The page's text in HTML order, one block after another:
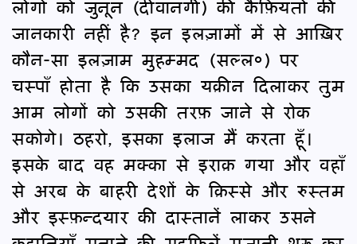
लोगों को जुनून (दीवानगी) की कैफ़ियतों की
जानकारी नहीं है? इन इलज़ामों में से आख़िर
कौन-सा इलज़ाम मुहम्मद (सल्ल०) पर
चस्पाँ होता है कि उसका यक़ीन दिलाकर तुम
आम लोगों को उसकी तरफ़ जाने से रोक
सकोगे। ठहरो, इसका इलाज मैं करता हूँ।
इसके बाद वह मक्का से इराक़ गया और वहाँ
से अरब के बाहरी देशों के क़िस्से और रुस्तम
और इस्फ़न्दयार की दास्तानें लाकर उसने